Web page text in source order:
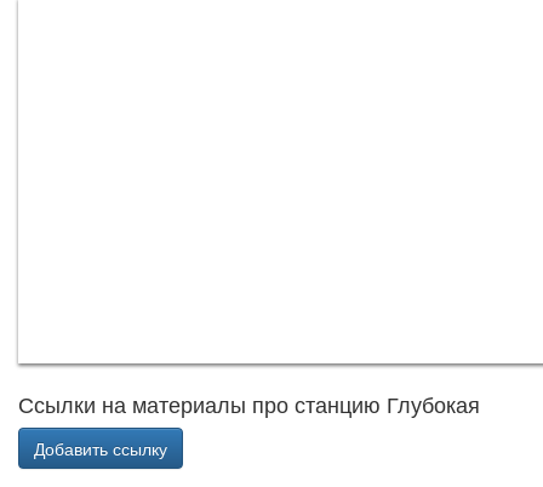
Ссылки на материалы про станцию Глубокая
Добавить ссылку